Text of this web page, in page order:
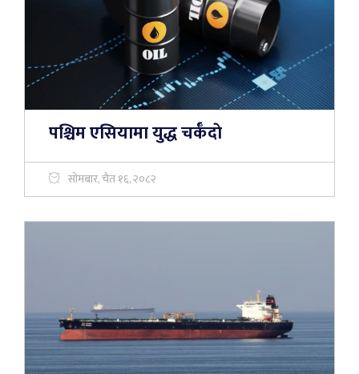
पश्चिम एसियामा युद्ध चर्कँदाे
सोमबार, चैत १६, २०८२